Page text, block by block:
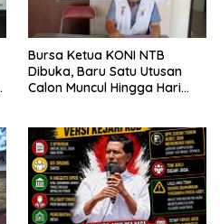
Bursa Ketua KONI NTB
Dibuka, Baru Satu Utusan
Calon Muncul Hingga Hari